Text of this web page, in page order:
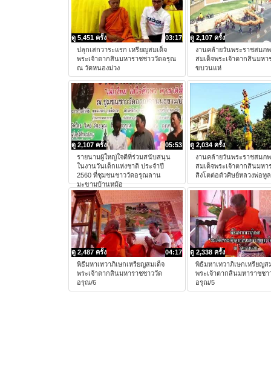
03:17
ดู 5,451 ครั้ง
ปลุกเสกวาระแรก เหรียญสมเด็จ
พระเจ้าตากสินมหาราชชาววัดอรุณ
ณ วัดหนองม่วง
ดู 2,107 ครั้ง
งานคล้ายวันพระราชสมภ
สมเด็จพระเจ้าตากสินมหา
ขบวนแห่
05:53
ดู 2,107 ครั้ง
รายนามผู้ใหญ่ใจดีที่ร่วมสนับสนุน
ในงานวันเด็กแห่งชาติ ประจำปี
2560 ที่ชุมชนชาววัดอรุณลาน
มะขามบ้านหม้อ
ดู 2,034 ครั้ง
งานคล้ายวันพระราชสมภ
สมเด็จพระเจ้าตากสินมหา
สิงโตต่อตัวศิษย์หลวงพ่อทูล
04:17
ดู 2,487 ครั้ง
พิธีมหาเทวาภิเษกเหรียญสมเด็จ
พระเจ้าตากสินมหาราชชาววัด
อรุณ/6
ดู 2,338 ครั้ง
พิธีมหาเทวาภิเษกเหรียญส
พระเจ้าตากสินมหาราชชา
อรุณ/5